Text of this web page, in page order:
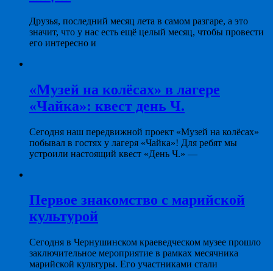
Друзья, последний месяц лета в самом разгаре, а это
значит, что у нас есть ещё целый месяц, чтобы провести
его интересно и
«Музей на колёсах» в лагере
«Чайка»: квест день Ч.
Сегодня наш передвижной проект «Музей на колёсах»
побывал в гостях у лагеря «Чайка»! Для ребят мы
устроили настоящий квест «День Ч.» —
Первое знакомство с марийской
культурой
Сегодня в Чернушинском краеведческом музее прошло
заключительное мероприятие в рамках месячника
марийской культуры. Его участниками стали